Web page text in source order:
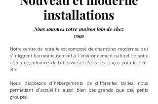
installations
Nous sommes votre maison loin de chez
vous
Notre centre de retraite est composé de chambres modernes qui
s'intègrent harmonieusement à l'environnement naturel de notre
domaine, entourées de belles vues et d'espaces conçus pour le bien-
être.
Nous disposons d'hébergements de différentes tailles, nous
permettant d'accueillir aussi bien des grands que des petits
groupes.